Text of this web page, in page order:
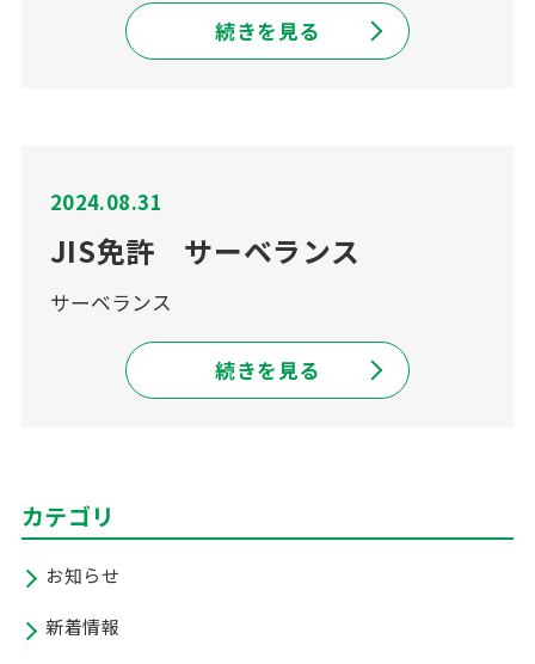
続きを見る
2024.08.31
JIS免許 サーベランス
サーベランス
続きを見る
カテゴリ
お知らせ
新着情報